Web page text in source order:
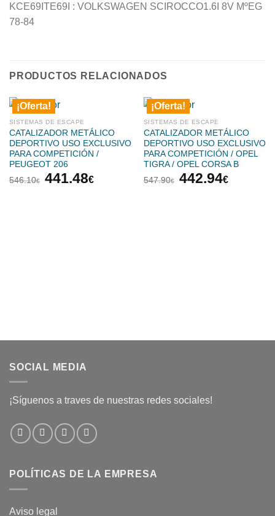
KCE69ITE69I : VOLKSWAGEN SCIROCCO1.6I 8V MºEG
78-84
PRODUCTOS RELACIONADOS
¡Oferta!
SISTEMAS DE ESCAPE
CATALIZADOR METÁLICO
DEPORTIVO USO EXCLUSIVO
PARA COMPETICIÓN /
PEUGEOT 206
546.10€
El
441.48€El
¡Oferta!
SISTEMAS DE ESCAPE
CATALIZADOR METÁLICO
DEPORTIVO USO EXCLUSIVO
PARA COMPETICIÓN / OPEL
TIGRA / OPEL CORSA B
547.90€
El
442.94€El
SOCIAL MEDIA
¡Síguenos a traves de nuestras redes sociales!
POLÍTICAS DE LA EMPRESA
Aviso legal